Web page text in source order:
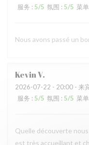
服务 : 5/5 氛围 : 5/5 菜单
Nous avons passé un
KevinV
2026-07-22 - 20:00 - 来
服务 : 5/5 氛围 : 5/5 菜单
Quelle découverte
est très accueillant et